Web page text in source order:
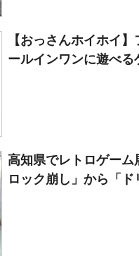
【おっさんホイホイ
ールインワンに遊べる
高知県でレトロゲー
ロック崩し」から「ド